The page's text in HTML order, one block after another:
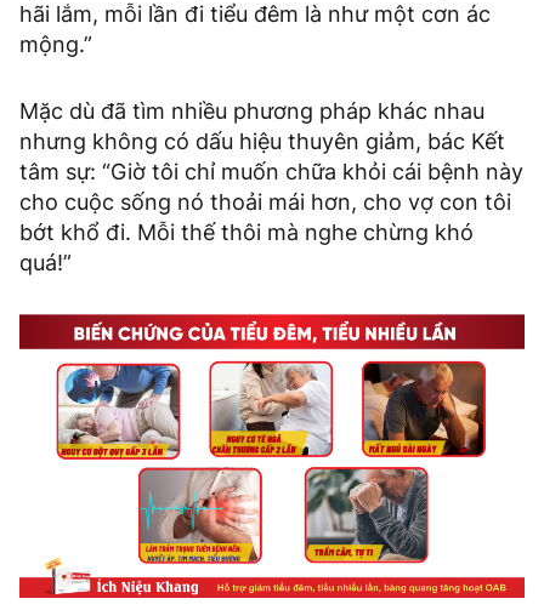
hãi lắm, mỗi lần đi tiểu đêm là như một cơn ác
mộng.”
Mặc dù đã tìm nhiều phương pháp khác nhau
nhưng không có dấu hiệu thuyên giảm, bác Kết
tâm sự: “Giờ tôi chỉ muốn chữa khỏi cái bệnh này
cho cuộc sống nó thoải mái hơn, cho vợ con tôi
bớt khổ đi. Mỗi thế thôi mà nghe chừng khó
quá!”